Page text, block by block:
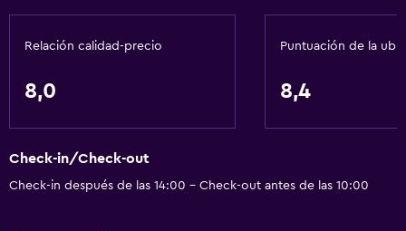
Relación calidad-precio
8,0
Puntuación de la
8,4
Check-in/Check-out
Check-in después de las 14:00 - Check-out antes de las 10:00